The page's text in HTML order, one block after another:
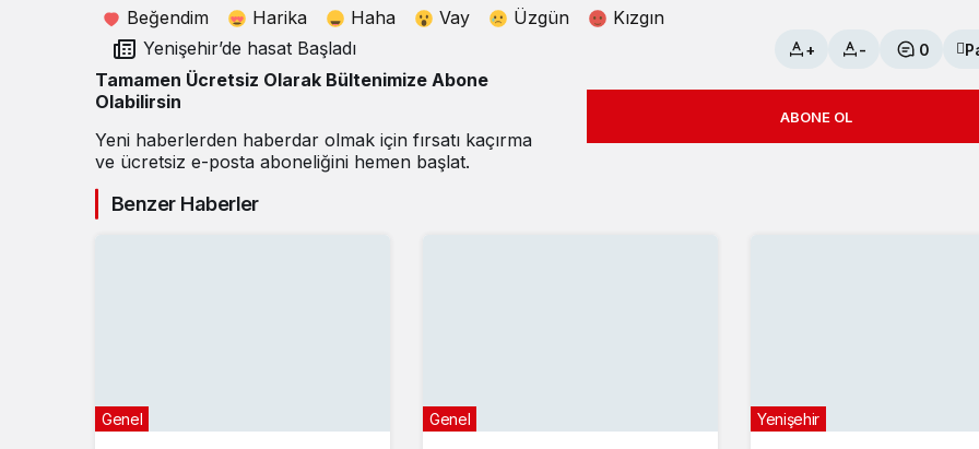
Beğendim Harika Haha Vay Üzgün
Kızgın
Yenişehir’de hasat Başladı
+ - 0
Tamamen Ücretsiz Olarak Bültenimize Abone
Olabilirsin
Yeni haberlerden haberdar olmak için fırsatı kaçırma
ve ücretsiz e-posta aboneliğini hemen başlat.
ABONE OL
Benzer Haberler
Genel Genel Yenişehir